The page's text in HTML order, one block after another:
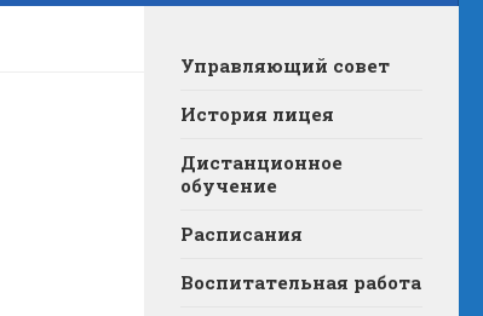
Управляющий совет
История лицея
Дистанционное
обучение
Расписания
Воспитательная работа